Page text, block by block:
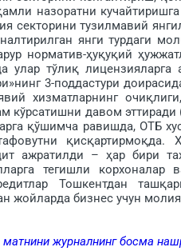
назоратни
тузилмавий
янги турдаги
нор­матив-ҳуқуқий
улар тўлиқ
3-поддастури
хизматларнинг
кўрсатишни давом
қўшимча равишда, ОТБ
ажратилди – ҳар бири
тегишли
Тошкентдан
жойларда бизнес учун
матнини журналнинг босма